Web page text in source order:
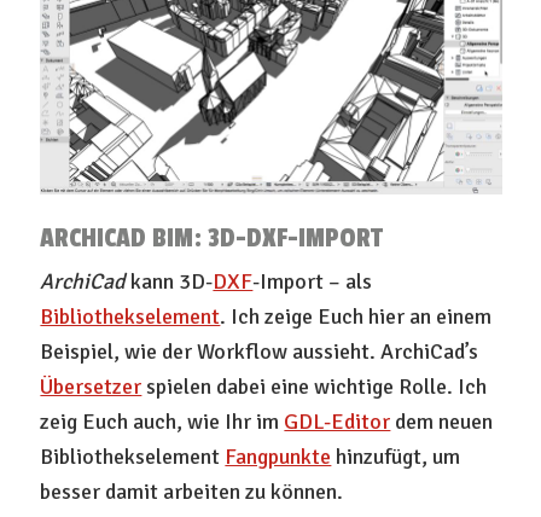
ARCHICAD BIM: 3D-DXF-IMPORT
ArchiCadkann 3D-DXF-Import – als
Bibliothekselement. Ich zeige Euch hier an einem
Beispiel, wie der Workflow aussieht. ArchiCad’s
Übersetzer spielen dabei eine wichtige Rolle. Ich
zeig Euch auch, wie Ihr im GDL-Editor dem neuen
Bibliothekselement Fangpunkte hinzufügt, um
besser damit arbeiten zu können.